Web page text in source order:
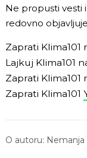
Ne propusti vesti
redovno
Zaprati Klima101
Lajkuj Klima101
Zaprati Klima101
Zaprati Klima101
O autoru: Nemanja